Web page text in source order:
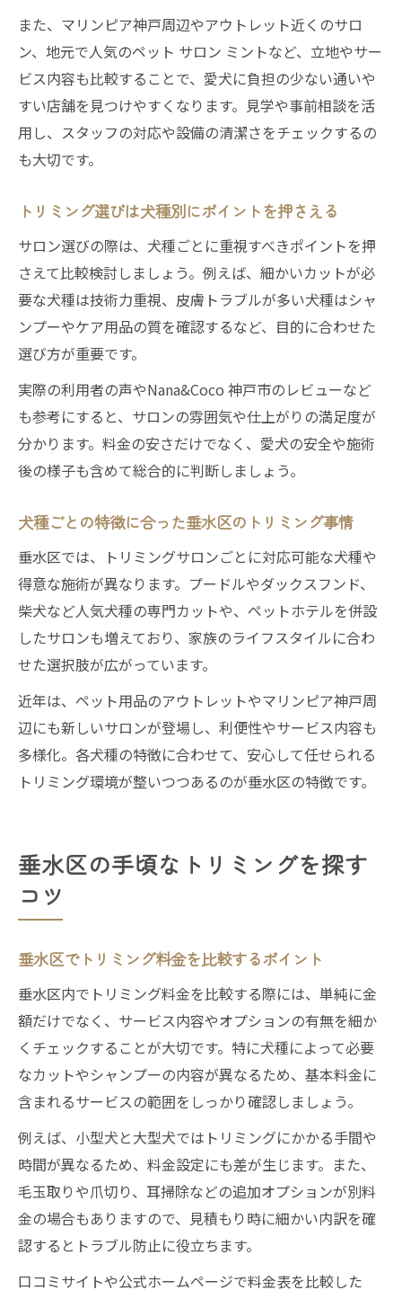
垂水区で人気のトリミングサービス傾向
犬種ごとのケアが快適なサロン体験へ導く
犬種ごとのケアで快適なトリミング体験を
実現
トリミングは犬種別のケアが満足度の決め
愛犬の個性に合わせたトリミングサービス
とは
犬種ごとのトリミング内容で選ぶサロン体
験
トリミングで叶う犬種別の理想的な仕上が
り
トリミング比較で叶える納得のサロン予約
トリミングを比較して納得のサロン予約を
実現
口コミと料金で選ぶトリミング予約の新常
トリミングサロン比較で満足度アップを目
指す
愛犬に最適なトリミング予約の比較ポイン
ト
垂水区でお得なトリミング予約の方法を解
説
また、マリンピア神戸周辺やアウトレット近くのサロ
ン、地元で人気のペット サロン ミントなど、立地やサー
ビス内容も比較することで、愛犬に負担の少ない通いや
すい店舗を見つけやすくなります。見学や事前相談を活
用し、スタッフの対応や設備の清潔さをチェックするの
も大切です。
トリミング選びは犬種別にポイントを押さえる
サロン選びの際は、犬種ごとに重視すべきポイントを押
さえて比較検討しましょう。例えば、細かいカットが必
要な犬種は技術力重視、皮膚トラブルが多い犬種はシャ
ンプーやケア用品の質を確認するなど、目的に合わせた
選び方が重要です。
実際の利用者の声やNana&Coco 神戸市のレビューなど
も参考にすると、サロンの雰囲気や仕上がりの満足度が
分かります。料金の安さだけでなく、愛犬の安全や施術
後の様子も含めて総合的に判断しましょう。
犬種ごとの特徴に合った垂水区のトリミング事情
垂水区では、トリミングサロンごとに対応可能な犬種や
得意な施術が異なります。プードルやダックスフンド、
柴犬など人気犬種の専門カットや、ペットホテルを併設
したサロンも増えており、家族のライフスタイルに合わ
せた選択肢が広がっています。
近年は、ペット用品のアウトレットやマリンピア神戸周
辺にも新しいサロンが登場し、利便性やサービス内容も
多様化。各犬種の特徴に合わせて、安心して任せられる
トリミング環境が整いつつあるのが垂水区の特徴です。
垂水区の手頃なトリミングを探す
コツ
垂水区でトリミング料金を比較するポイント
垂水区内でトリミング料金を比較する際には、単純に金
額だけでなく、サービス内容やオプションの有無を細か
くチェックすることが大切です。特に犬種によって必要
なカットやシャンプーの内容が異なるため、基本料金に
含まれるサービスの範囲をしっかり確認しましょう。
例えば、小型犬と大型犬ではトリミングにかかる手間や
時間が異なるため、料金設定にも差が生じます。また、
毛玉取りや爪切り、耳掃除などの追加オプションが別料
金の場合もありますので、見積もり時に細かい内訳を確
認するとトラブル防止に役立ちます。
口コミサイトや公式ホームページで料金表を比較した